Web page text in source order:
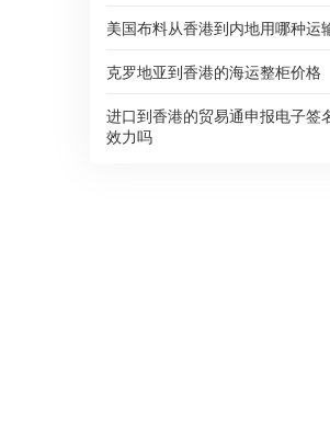
美国布料从香港到内地用哪种运
克罗地亚到香港的海运整柜价格
进口到香港的贸易通申报电子签
效力吗